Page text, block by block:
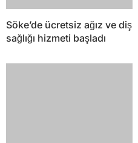
Söke’de ücretsiz ağız ve diş
sağlığı hizmeti başladı